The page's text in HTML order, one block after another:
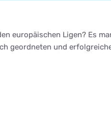
europäischen Ligen? Es
geordneten und